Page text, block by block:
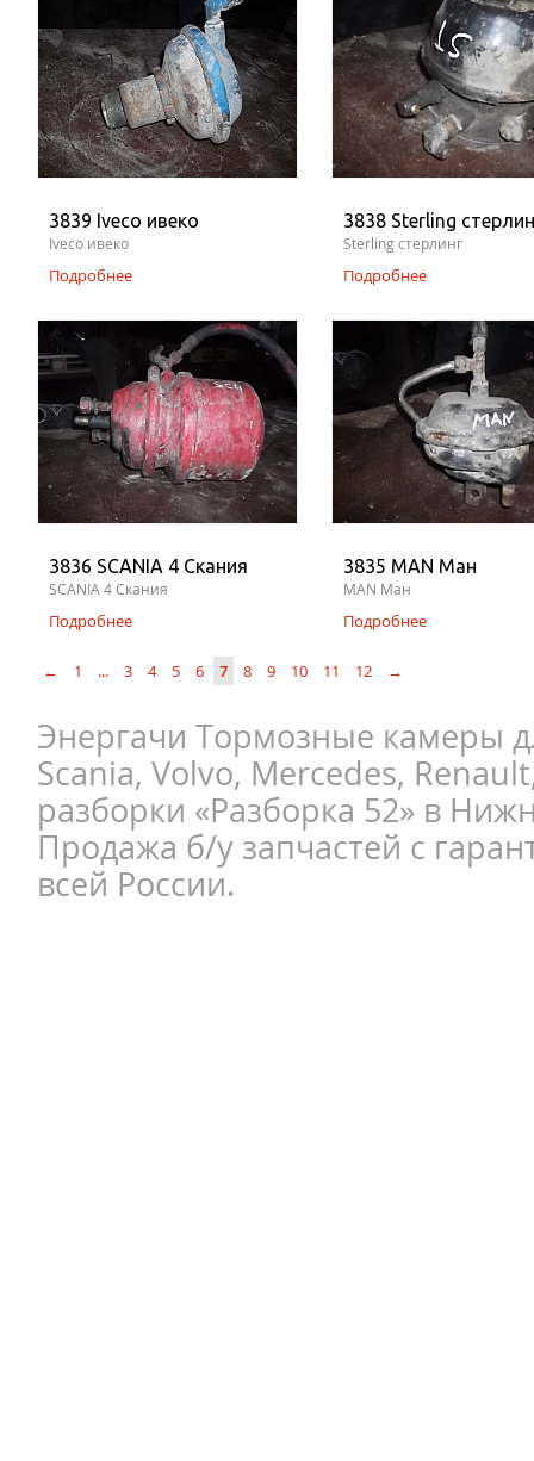
3839 Iveco ивеко
Iveco ивеко
Подробнее
3838 Sterling
Sterling стерлинг
Подробнее
3836 SCANIA 4 Скания
SCANIA 4 Скания
Подробнее
3835 MAN Ман
MAN Ман
Подробнее
← 1 ... 3 4 5 6 7 8 9 10 11 12 →
Энергачи Тормозные камеры
Scania, Volvo, Mercedes,
разборки «Разборка 52» в
Продажа б/у запчастей с
всей России.